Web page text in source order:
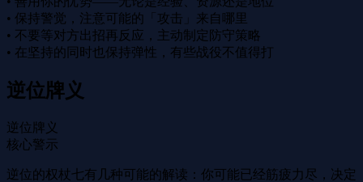
• 保持警觉，注意可能的「攻击」来自哪里
• 不要等对方出招再反应，主动制定防守策略
• 在坚持的同时也保持弹性，有些战役不值得打
逆位牌义
逆位牌义
核心警示
逆位的权杖七有几种可能的解读：你可能已经筋疲力尽，决定